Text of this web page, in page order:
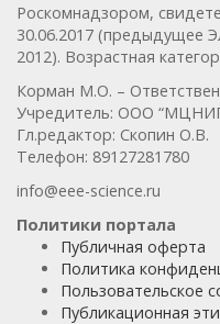
Роскомнадзором,
30.06.2017 (предыдущее
2012). Возрастная
Корман М.О. –
Учредитель: ООО
Гл.редактор: Скопин О.В.
Телефон: 89127281780
info@eee-science.ru
Политики портала
Публичная оферта
Политика
Пользовательское
Публикационная